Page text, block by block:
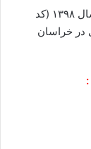
او سپس در آزمون وکالت شرکت کرد و از سال ۱۳۹۸ (کد
در خراسان